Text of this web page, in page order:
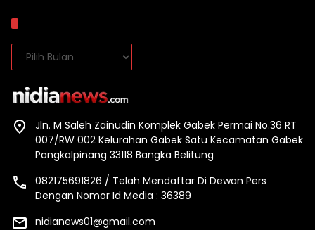
Arsip
Jln. M Saleh Zainudin Komplek Gabek Permai No.36 RT
007/RW 002 Kelurahan Gabek Satu Kecamatan Gabek
Pangkalpinang 33118 Bangka Belitung
082175691826 / Telah Mendaftar Di Dewan Pers
Dengan Nomor Id Media : 36389
nidianews01@gmail.com